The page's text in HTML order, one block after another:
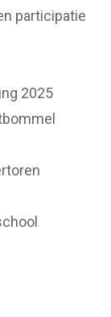
participatie
2025